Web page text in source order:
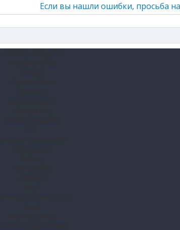
Если вы нашли ошибки, просьба